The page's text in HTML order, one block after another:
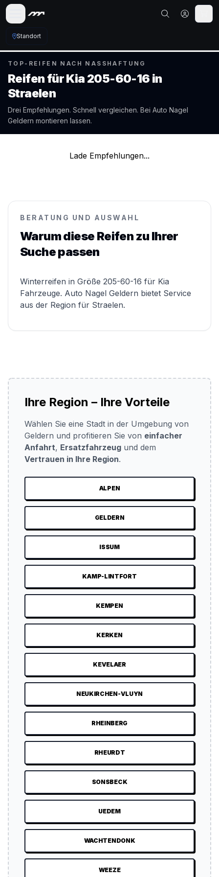
Standort
TOP-REIFEN NACH NASSHAFTUNG
Reifen fürKia 205-60-16 in
Straelen
Drei Empfehlungen. Schnell vergleichen. Bei Auto Nagel
Geldern montieren lassen.
Lade Empfehlungen...
BERATUNG UND AUSWAHL
Warum diese Reifen zu Ihrer
Suche passen
Winterreifen in Größe 205-60-16 für Kia
Fahrzeuge. Auto Nagel Geldern bietet Service
aus der Region für Straelen.
Ihre Region – Ihre Vorteile
Wählen Sie eine Stadt in der Umgebung von
Geldern und profitieren Sie von einfacher
Anfahrt, Ersatzfahrzeug und dem
Vertrauen in Ihre Region.
ALPEN
GELDERN
ISSUM
KAMP-LINTFORT
KEMPEN
KERKEN
KEVELAER
NEUKIRCHEN-VLUYN
RHEINBERG
RHEURDT
SONSBECK
UEDEM
WACHTENDONK
WEEZE